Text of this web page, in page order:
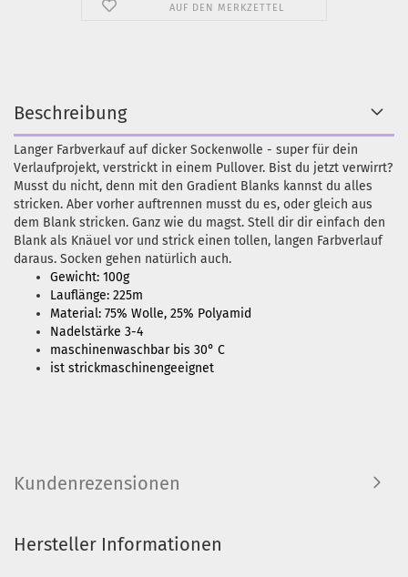
AUF DEN MERKZETTEL
Beschreibung
Langer Farbverkauf auf dicker Sockenwolle - super für dein
Verlaufprojekt, verstrickt in einem Pullover. Bist du jetzt verwirrt?
Musst du nicht, denn mit den Gradient Blanks kannst du alles
stricken. Aber vorher auftrennen musst du es, oder gleich aus
dem Blank stricken. Ganz wie du magst. Stell dir dir einfach den
Blank als Knäuel vor und strick einen tollen, langen Farbverlauf
daraus. Socken gehen natürlich auch.
Gewicht: 100g
Lauflänge: 225m
Material: 75% Wolle, 25% Polyamid
Nadelstärke 3-4
maschinenwaschbar bis 30° C
ist strickmaschinengeeignet
Kundenrezensionen
Hersteller Informationen